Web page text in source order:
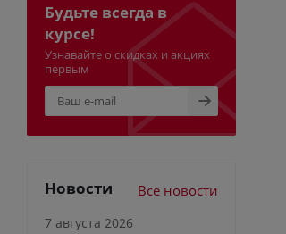
Будьте всегда в
курсе!
Узнавайте о скидках и акциях
первым
Новости Все новости
7 августа 2026